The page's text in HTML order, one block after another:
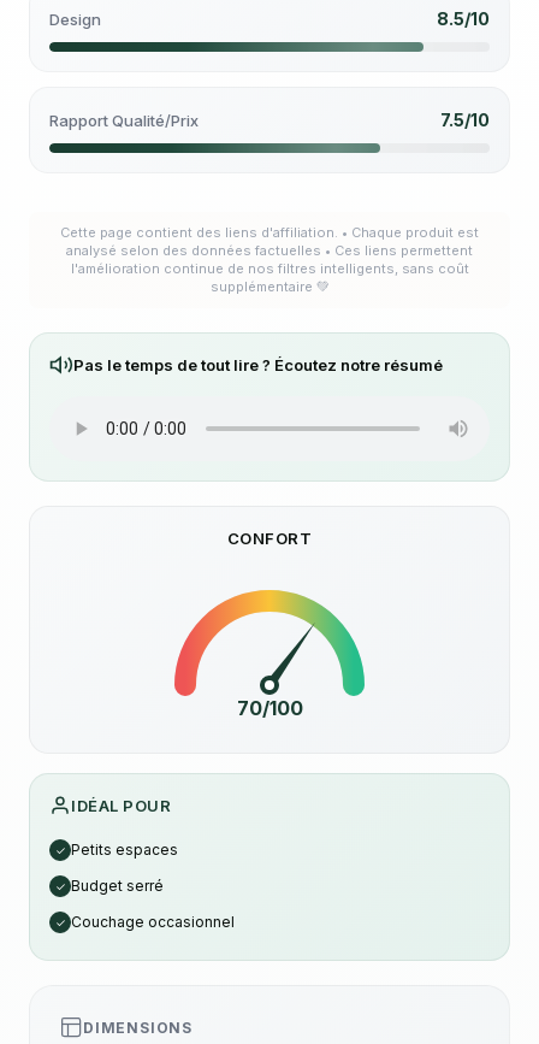
Design 8.5/10
Rapport Qualité/Prix 7.5/10
Cette page contient des liens d'affiliation. • Chaque produit est
analysé selon des données factuelles • Ces liens permettent
l'amélioration continue de nos filtres intelligents, sans coût
supplémentaire 💚
Pas le temps de tout lire ? Écoutez notre résumé
CONFORT
70/100
IDÉAL POUR
✓ Petits espaces
✓ Budget serré
✓ Couchage occasionnel
DIMENSIONS